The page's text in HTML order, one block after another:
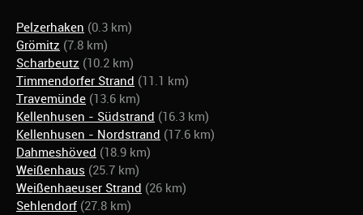
Pelzerhaken (0.3 km)
Grömitz (7.8 km)
Scharbeutz (10.2 km)
Timmendorfer Strand (11.1 km)
Travemünde (13.6 km)
Kellenhusen - Südstrand (16.3 km)
Kellenhusen - Nordstrand (17.6 km)
Dahmeshöved (18.9 km)
Weißenhaus (25.7 km)
Weißenhaeuser Strand (26 km)
Sehlendorf (27.8 km)